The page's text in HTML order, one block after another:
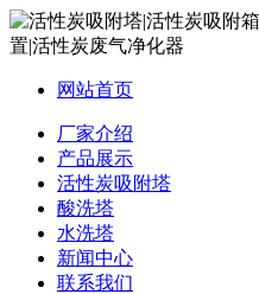
网站首页
厂家介绍
产品展示
活性炭吸附塔
酸洗塔
水洗塔
新闻中心
联系我们